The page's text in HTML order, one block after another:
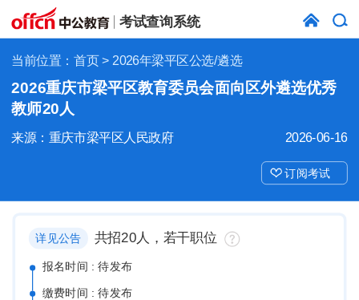
考试查询系统
当前位置： 首页> 2026年梁平区公选/遴选
2026重庆市梁平区教育委员会面向区外遴选优秀
教师20人
2026-06-16
来源：重庆市梁平区人民政府
订阅考试
详见公告 共招20人，若干职位
报名时间 : 待发布
缴费时间 : 待发布